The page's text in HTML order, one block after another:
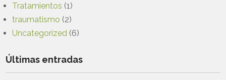
Tratamientos (1)
traumatismo (2)
Uncategorized (6)
Últimas entradas